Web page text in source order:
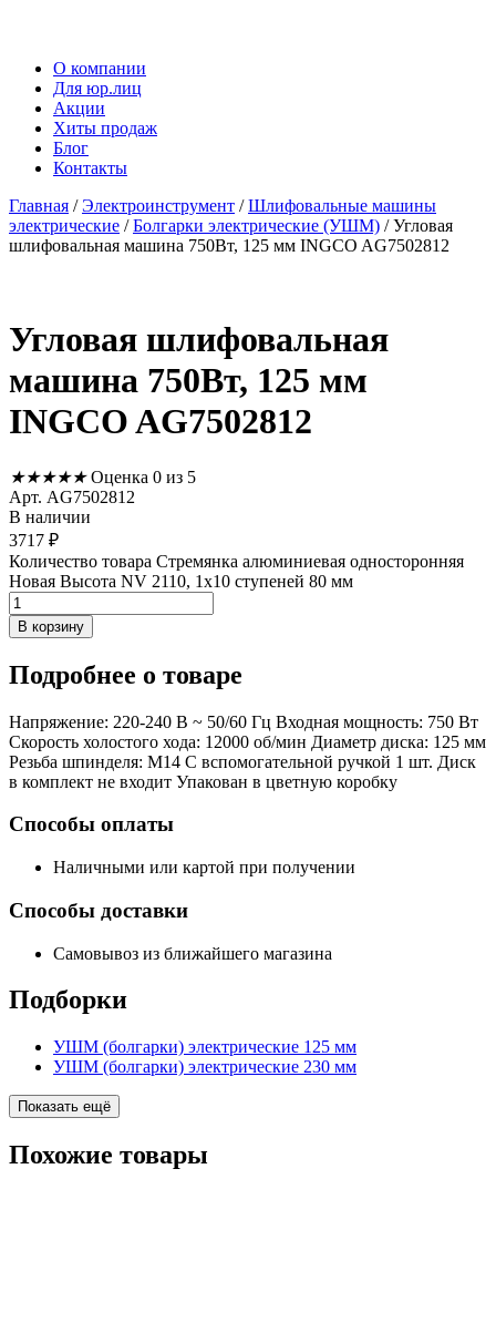
О компании
Для юр.лиц
Акции
Хиты продаж
Блог
Контакты
Главная /Электроинструмент /Шлифовальные машины
электрические /Болгарки электрические (УШМ) / Угловая
шлифовальная машина 750Вт, 125 мм INGCO AG7502812
Угловая шлифовальная
машина 750Вт, 125 мм
INGCO AG7502812
★★★★★ Оценка 0 из 5
Арт. AG7502812
В наличии
3717 ₽
Количество товара Стремянка алюминиевая односторонняя
Новая Высота NV 2110, 1х10 ступеней 80 мм
В корзину
Подробнее о товаре
Напряжение: 220-240 В ~ 50/60 Гц Входная мощность: 750 Вт
Скорость холостого хода: 12000 об/мин Диаметр диска: 125 мм
Резьба шпинделя: M14 С вспомогательной ручкой 1 шт. Диск
в комплект не входит Упакован в цветную коробку
Способы оплаты
Наличными или картой при получении
Способы доставки
Самовывоз из ближайшего магазина
Подборки
УШМ (болгарки) электрические 125 мм
УШМ (болгарки) электрические 230 мм
Показать ещё
Похожие товары